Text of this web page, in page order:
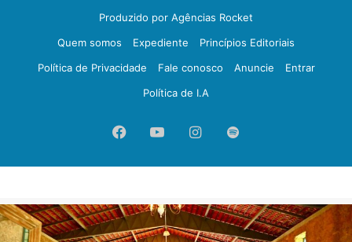
Produzido por Agências Rocket
Quem somos
Expediente
Princípios Editoriais
Política de Privacidade
Fale conosco Anuncie
Entrar
Política de I.A
FacebookYouTubeInstagram
Spotify